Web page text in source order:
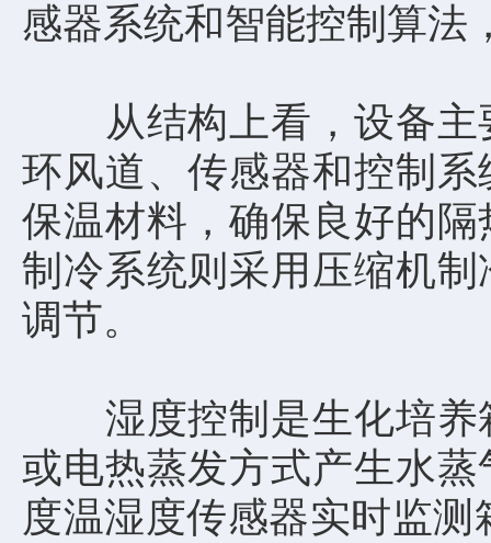
感器系统和智能控制算法
从结构上看，设备主
环风道、传感器和控制
保温材料，确保良好的
制冷系统则采用压缩机
调节。
湿度控制是生化培养
或电热蒸发方式产生水
度温湿度传感器实时监